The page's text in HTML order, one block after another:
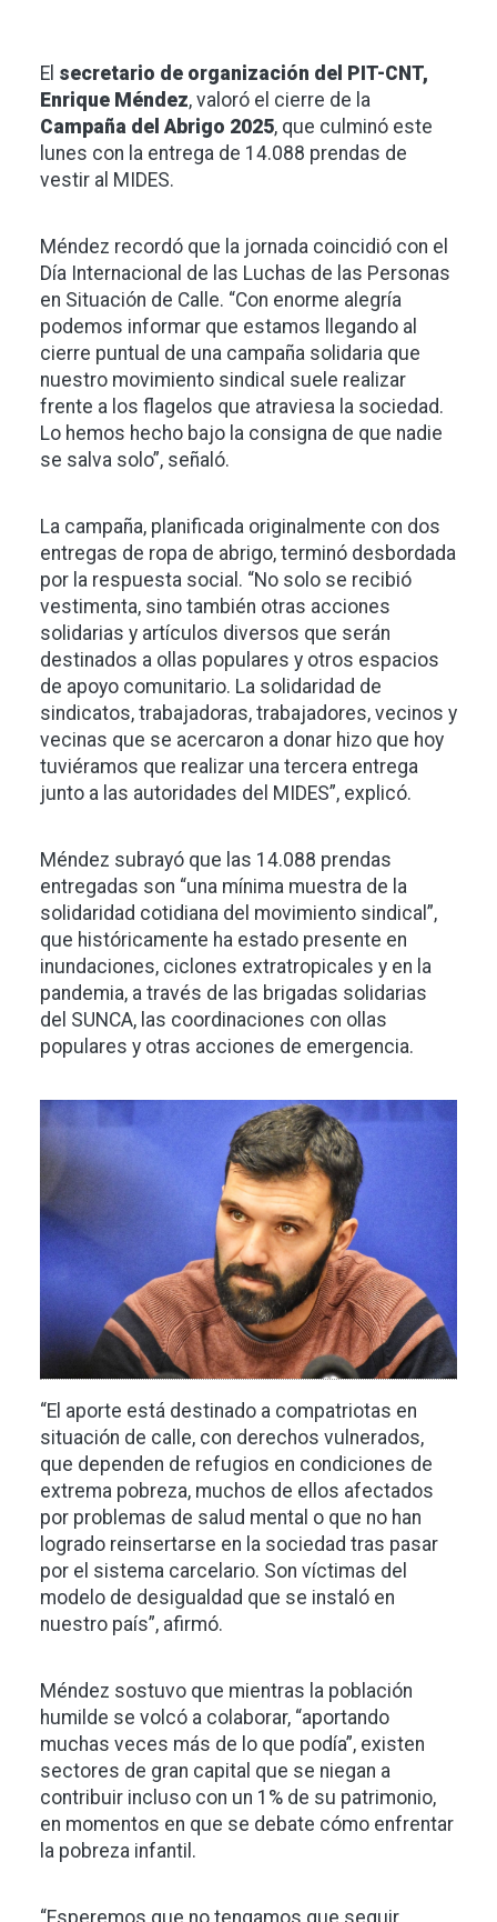
El secretario de organización del PIT-CNT,
Enrique Méndez, valoró el cierre de la
Campaña del Abrigo 2025, que culminó este
lunes con la entrega de 14.088 prendas de
vestir al MIDES.
Méndez recordó que la jornada coincidió con el
Día Internacional de las Luchas de las Personas
en Situación de Calle. “Con enorme alegría
podemos informar que estamos llegando al
cierre puntual de una campaña solidaria que
nuestro movimiento sindical suele realizar
frente a los flagelos que atraviesa la sociedad.
Lo hemos hecho bajo la consigna de que nadie
se salva solo”, señaló.
La campaña, planificada originalmente con dos
entregas de ropa de abrigo, terminó desbordada
por la respuesta social. “No solo se recibió
vestimenta, sino también otras acciones
solidarias y artículos diversos que serán
destinados a ollas populares y otros espacios
de apoyo comunitario. La solidaridad de
sindicatos, trabajadoras, trabajadores, vecinos y
vecinas que se acercaron a donar hizo que hoy
tuviéramos que realizar una tercera entrega
junto a las autoridades del MIDES”, explicó.
Méndez subrayó que las 14.088 prendas
entregadas son “una mínima muestra de la
solidaridad cotidiana del movimiento sindical”,
que históricamente ha estado presente en
inundaciones, ciclones extratropicales y en la
pandemia, a través de las brigadas solidarias
del SUNCA, las coordinaciones con ollas
populares y otras acciones de emergencia.
Imagen
“El aporte está destinado a compatriotas en
situación de calle, con derechos vulnerados,
que dependen de refugios en condiciones de
extrema pobreza, muchos de ellos afectados
por problemas de salud mental o que no han
logrado reinsertarse en la sociedad tras pasar
por el sistema carcelario. Son víctimas del
modelo de desigualdad que se instaló en
nuestro país”, afirmó.
Méndez sostuvo que mientras la población
humilde se volcó a colaborar, “aportando
muchas veces más de lo que podía”, existen
sectores de gran capital que se niegan a
contribuir incluso con un 1% de su patrimonio,
en momentos en que se debate cómo enfrentar
la pobreza infantil.
“Esperemos que no tengamos que seguir